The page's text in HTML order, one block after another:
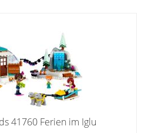
41760 Ferien im Iglu